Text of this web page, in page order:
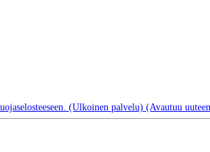
(Ulkoinen palvelu) (Avautuu